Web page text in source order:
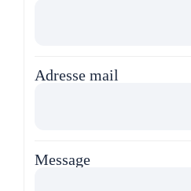
Adresse mail
Message